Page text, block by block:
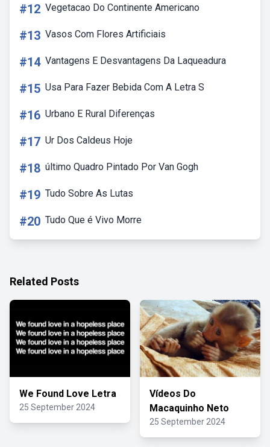
#12 Vegetacao Do Continente Americano
#13 Vasos Com Flores Artificiais
#14 Vantagens E Desvantagens Da Laqueadura
#15 Usa Para Fazer Bebida Com A Letra S
#16 Urbano E Rural Diferenças
#17 Ur Dos Caldeus Hoje
#18 último Quadro Pintado Por Van Gogh
#19 Tudo Sobre As Lutas
#20 Tudo Que é Vivo Morre
Related Posts
We Found Love Letra
25 September 2024
Vídeos Do
Macaquinho Neto
25 September 2024